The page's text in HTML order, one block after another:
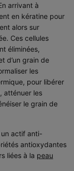
arrivant à
en kératine pour
alors sur
Ces cellules
éliminées,
d’un grain de
les
pour libérer
atténuer les
le grain de
un actif anti-
antioxydantes
liées à la peau